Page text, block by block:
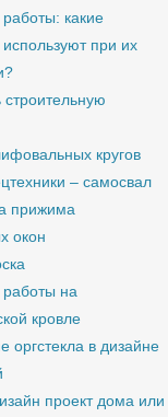
какие
при их
строительную
кругов
– самосвал
прижима
окон
на
кровле
оргстекла в дизайне
проект дома или